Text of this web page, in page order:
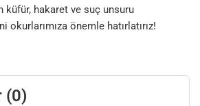
küfür, hakaret ve suç unsuru
önemle hatırlatırız!
(0)